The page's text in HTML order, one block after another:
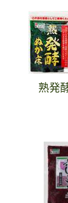
熟発